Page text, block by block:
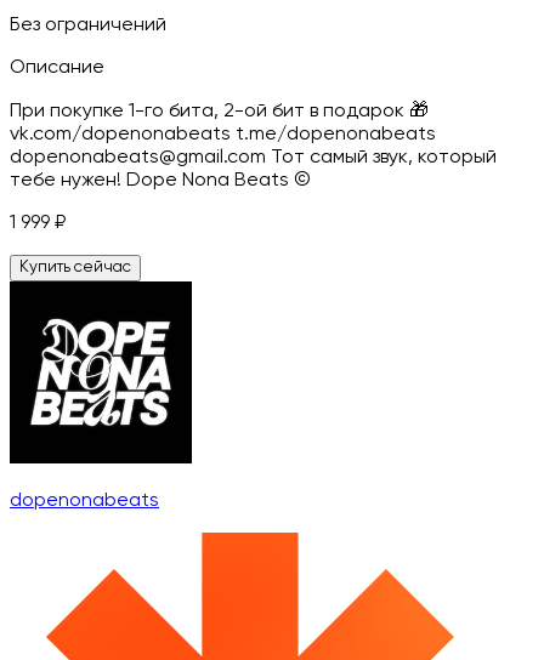
Без ограничений
Описание
При покупке 1-го бита, 2-ой бит в подарок 🎁
vk.com/dopenonabeats t.me/dopenonabeats
dopenonabeats@gmail.com Тот самый звук, который
тебе нужен! Dope Nona Beats ©
1 999 ₽
Купить сейчас
dopenonabeats